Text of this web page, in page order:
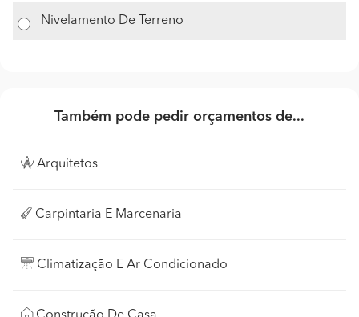
Nivelamento De Terreno
Também pode pedir orçamentos de...
Arquitetos
Carpintaria E Marcenaria
Climatização E Ar Condicionado